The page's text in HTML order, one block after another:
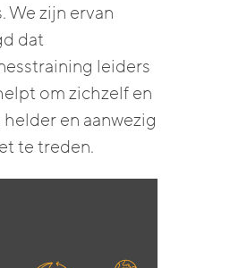
We zijn ervan
dat
leiders
om zichzelf en
en aanwezig
te treden.